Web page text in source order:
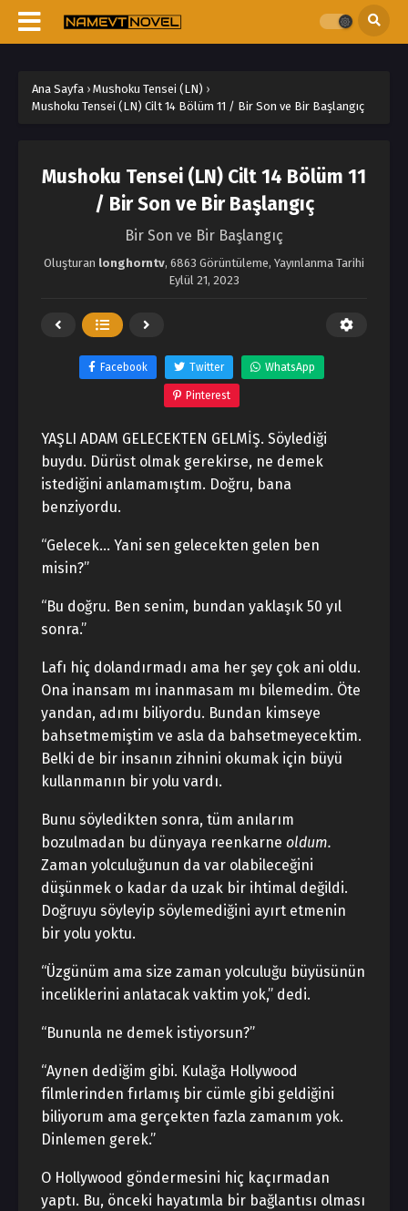
Ana Sayfa › Mushoku Tensei (LN) ›
Mushoku Tensei (LN) Cilt 14 Bölüm 11 / Bir Son ve Bir Başlangıç
Mushoku Tensei (LN) Cilt 14 Bölüm 11
/ Bir Son ve Bir Başlangıç
Bir Son ve Bir Başlangıç
Oluşturan longhorntv, 6863 Görüntüleme, Yayınlanma Tarihi
Eylül 21, 2023
Facebook Twitter WhatsApp
Pinterest
YAŞLI ADAM GELECEKTEN GELMİŞ. Söylediği
buydu. Dürüst olmak gerekirse, ne demek
istediğini anlamamıştım. Doğru, bana
benziyordu.
“Gelecek… Yani sen gelecekten gelen ben
misin?”
“Bu doğru. Ben senim, bundan yaklaşık 50 yıl
sonra.”
Lafı hiç dolandırmadı ama her şey çok ani oldu.
Ona inansam mı inanmasam mı bilemedim. Öte
yandan, adımı biliyordu. Bundan kimseye
bahsetmemiştim ve asla da bahsetmeyecektim.
Belki de bir insanın zihnini okumak için büyü
kullanmanın bir yolu vardı.
Bunu söyledikten sonra, tüm anılarım
bozulmadan bu dünyaya reenkarne oldum.
Zaman yolculuğunun da var olabileceğini
düşünmek o kadar da uzak bir ihtimal değildi.
Doğruyu söyleyip söylemediğini ayırt etmenin
bir yolu yoktu.
“Üzgünüm ama size zaman yolculuğu büyüsünün
inceliklerini anlatacak vaktim yok,” dedi.
“Bununla ne demek istiyorsun?”
“Aynen dediğim gibi. Kulağa Hollywood
filmlerinden fırlamış bir cümle gibi geldiğini
biliyorum ama gerçekten fazla zamanım yok.
Dinlemen gerek.”
O Hollywood göndermesini hiç kaçırmadan
yaptı. Bu, önceki hayatımla bir bağlantısı olması